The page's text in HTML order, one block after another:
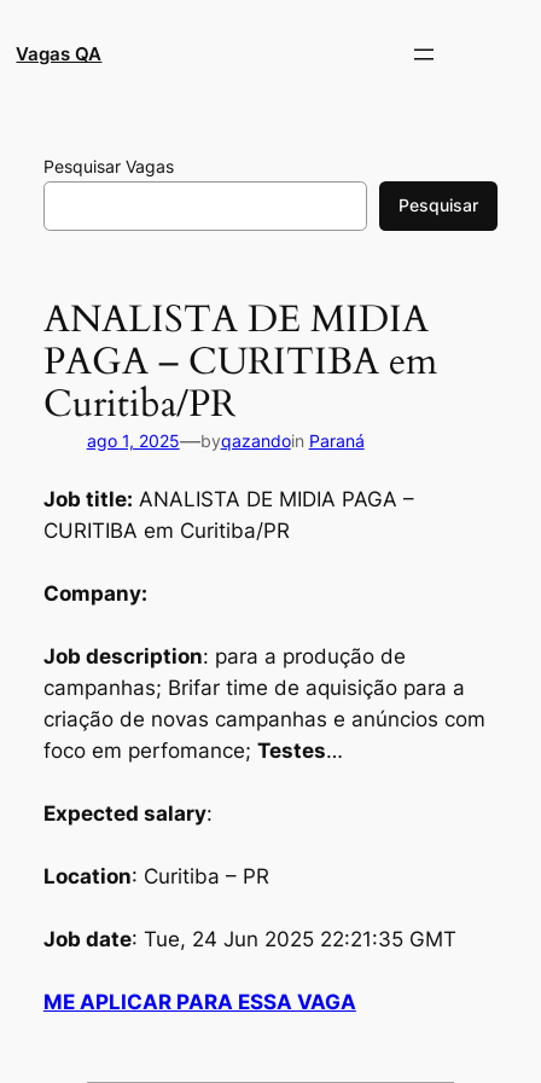
para
Vagas QA
Pesquisar Vagas
Pesquisar
ANALISTA DE MIDIA
PAGA – CURITIBA em
Curitiba/PR
ago 1, 2025—byqazandoin Paraná
Job title: ANALISTA DE MIDIA PAGA –
CURITIBA em Curitiba/PR
Company:
Job description: para a produção de
campanhas; Brifar time de aquisição para a
criação de novas campanhas e anúncios com
foco em perfomance; Testes…
Expected salary:
Location: Curitiba – PR
Job date: Tue, 24 Jun 2025 22:21:35 GMT
ME APLICAR PARA ESSA VAGA